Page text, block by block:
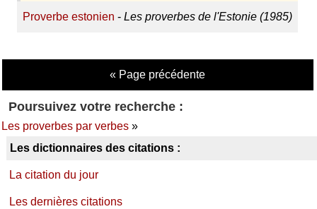
Proverbe estonien - Les proverbes de l'Estonie (1985)
« Page précédente
Poursuivez votre recherche :
Les proverbes par verbes»
Les dictionnaires des citations :
La citation du jour
Les dernières citations